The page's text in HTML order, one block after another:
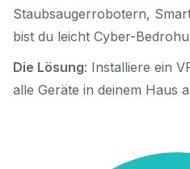
Staubsaugerrobotern,
bist du leicht Cyber-
Die Lösung: Installiere ein
alle Geräte in deinem Haus